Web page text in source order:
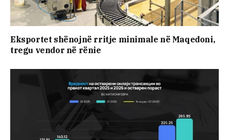
Eksportet shënojnë rritje minimale në Maqedoni,
tregu vendor në rënie